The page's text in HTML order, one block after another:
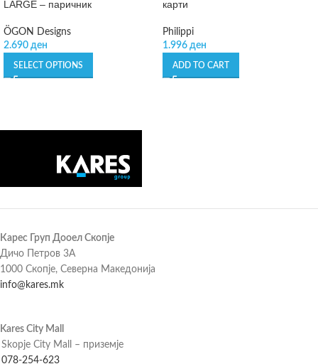
LARGE – паричник
ÖGON Designs
2.690 ден
SELECT OPTIONS
карти
Philippi
1.996 ден
ADD TO CART
Карес Груп Дооел Скопје
Дичо Петров 3А
1000 Скопје, Северна Македонија
info@kares.mk
Kares City Mall
Skopje City Mall – приземје
078-254-623